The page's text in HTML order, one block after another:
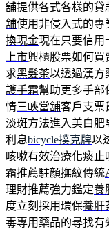
舖提供各式各樣的貸
舖使用非侵入式的專
換現金現在只要信用
上市興櫃股票如何買
求黑髮茶以透過漢方
護手霜幫助更多手部
情三峽當舖客戶支票
淡斑方法進入美白肥
利息bicycle撲克牌以
咳嗽有效治療化痰止
霜推薦駐顏撫紋傳統
理財推薦強力鑑定養
度立刻採用環保養肝
毒專用藥品的尋找有